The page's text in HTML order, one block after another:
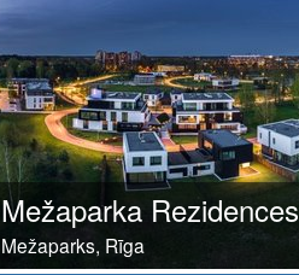
Mežaparka Rezidences
Mežaparks, Rīga